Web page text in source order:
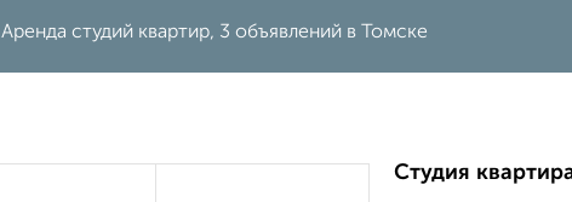
Аренда студий квартир, 3 объявлений в Томске
Студия